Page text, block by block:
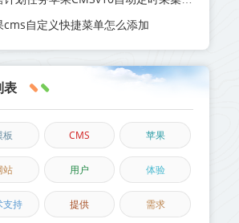
cms自定义快捷菜单怎么添加
表
板 CMS 苹果
站 用户 体验
支持 提供 需求